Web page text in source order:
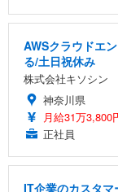
AWSクラウドエ
る/土日祝休み
株式会社キソシン
神奈川県
月給31万3,800
正社員
IT企業のカスタ